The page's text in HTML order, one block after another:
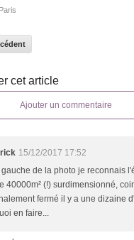
Paris
cet article
Ajouter un commentaire
15/12/2017 17:52
gauche de la photo je reconnais
40000m² (!) surdimensionné,
fermé il y a une dizaine
en faire...